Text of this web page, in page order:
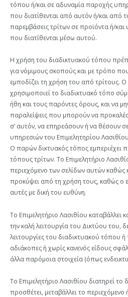
τόπου ή/και σε αδυναμία παροχής
που διατίθενται από αυτόν ή/και από
παρεμβάσεις τρίτων σε προϊόντα ή/
που διατίθενται μέσω αυτού.
Η χρήση του διαδικτυακού τόπου
για νόμιμους σκοπούς και με τρόπο
εμποδίζει τη χρήση του από τρίτους.
χρησιμοποιεί το διαδικτυακό τόπο
ήθη και τους παρόντες όρους, και να
παραλείψεις που μπορούν να
σ’ αυτόν, να επηρεάσουν ή να θέσουν
υπηρεσιών του Επιμελητηρίου
Ο παρών δικτυακός τόπος εμπεριέχει
τόπους τρίτων. Το Επιμελητήριο
περιεχόμενο των σελίδων αυτών καθώς
προκύψει από τη χρήση τους, καθώς ο
αυτές με δική του ευθύνη.
Το Επιμελητήριο Λασιθίου
την καλή λειτουργία του Δικτύου του,
λειτουργίες του διαδικτυακού τόπου ή
αδιάκοπες ή χωρίς κανενός είδους
άλλα παρόμοια στοιχεία (όπως
Το Επιμελητήριο Λασιθίου διατηρεί το
προσθέτει, μεταβάλλει το περιεχόμενο